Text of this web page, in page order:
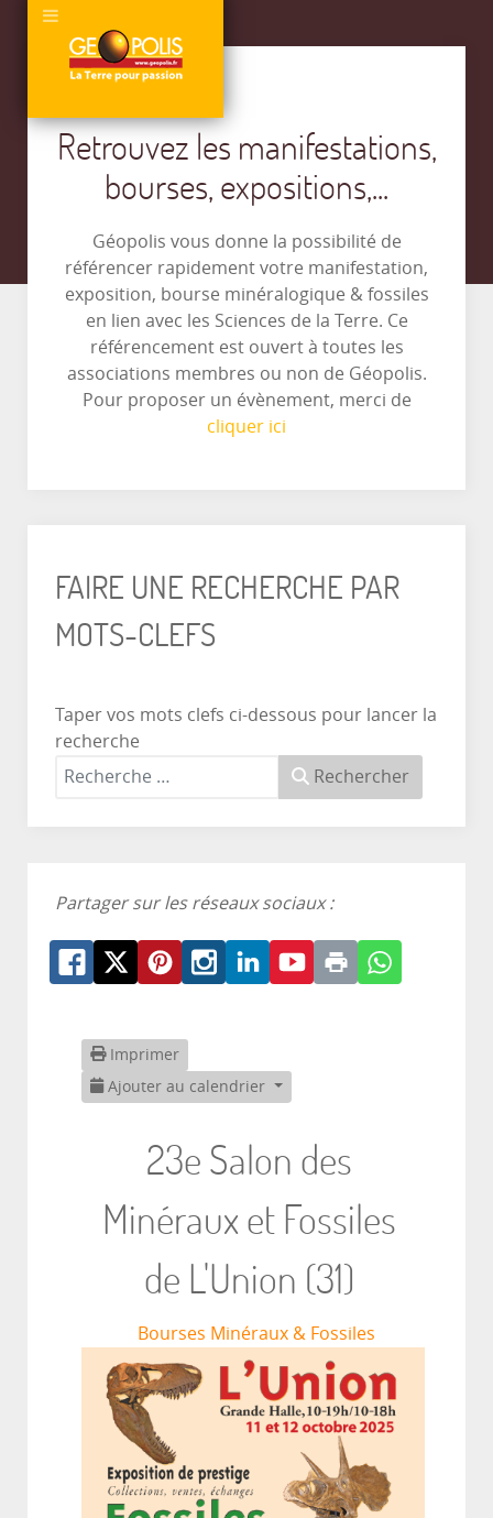
Retrouvez les manifestations,
bourses, expositions,...
Géopolis vous donne la possibilité de
référencer rapidement votre manifestation,
exposition, bourse minéralogique & fossiles
en lien avec les Sciences de la Terre. Ce
référencement est ouvert à toutes les
associations membres ou non de Géopolis.
Pour proposer un évènement, merci de
cliquer ici
FAIRE UNE RECHERCHE PAR
MOTS-CLEFS
Taper vos mots clefs ci-dessous pour lancer la
recherche
Rechercher
Partager sur les réseaux sociaux :
Imprimer
Ajouter au calendrier
23e Salon des
Minéraux et Fossiles
de L'Union (31)
Bourses Minéraux & Fossiles